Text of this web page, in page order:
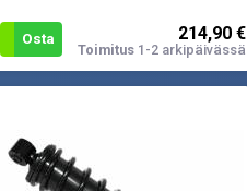
05, Sportsman 500 4X4 96-06,
Osta 214,90 €
Toimitus1-2 arkipäivässä